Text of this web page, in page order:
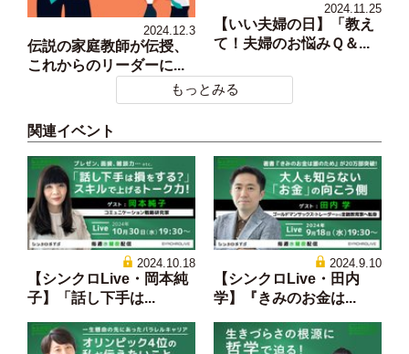
2024.12.3
伝説の家庭教師が伝授、
これからのリーダーに...
2024.11.25
【いい夫婦の日】「教え
て！夫婦のお悩みＱ＆...
もっとみる
関連イベント
2024.10.18
【シンクロLive・岡本純
子】「話し下手は...
2024.9.10
【シンクロLive・田内
学】『きみのお金は...